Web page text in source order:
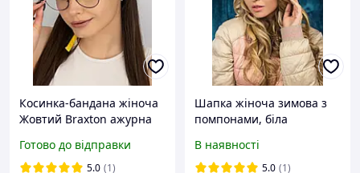
Косинка-бандана жіноча
Жовтий Braxton ажурна
Готово до відправки
5.0 (1)
Шапка жіноча зимова з
помпонами, біла
В наявності
5.0 (1)